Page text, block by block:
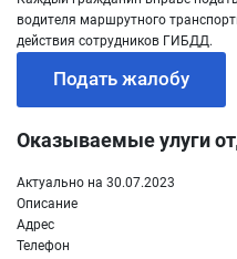
водителя маршрутного
действия сотрудников ГИБДД.
Подать жалобу
Оказываемые улуги
Актуально на 30.07.2023
Описание
Адрес
Телефон